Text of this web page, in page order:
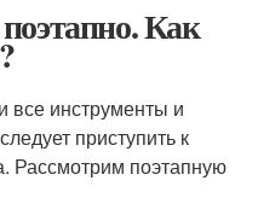
Как
все инструменты и
приступить к
Рассмотрим поэтапную